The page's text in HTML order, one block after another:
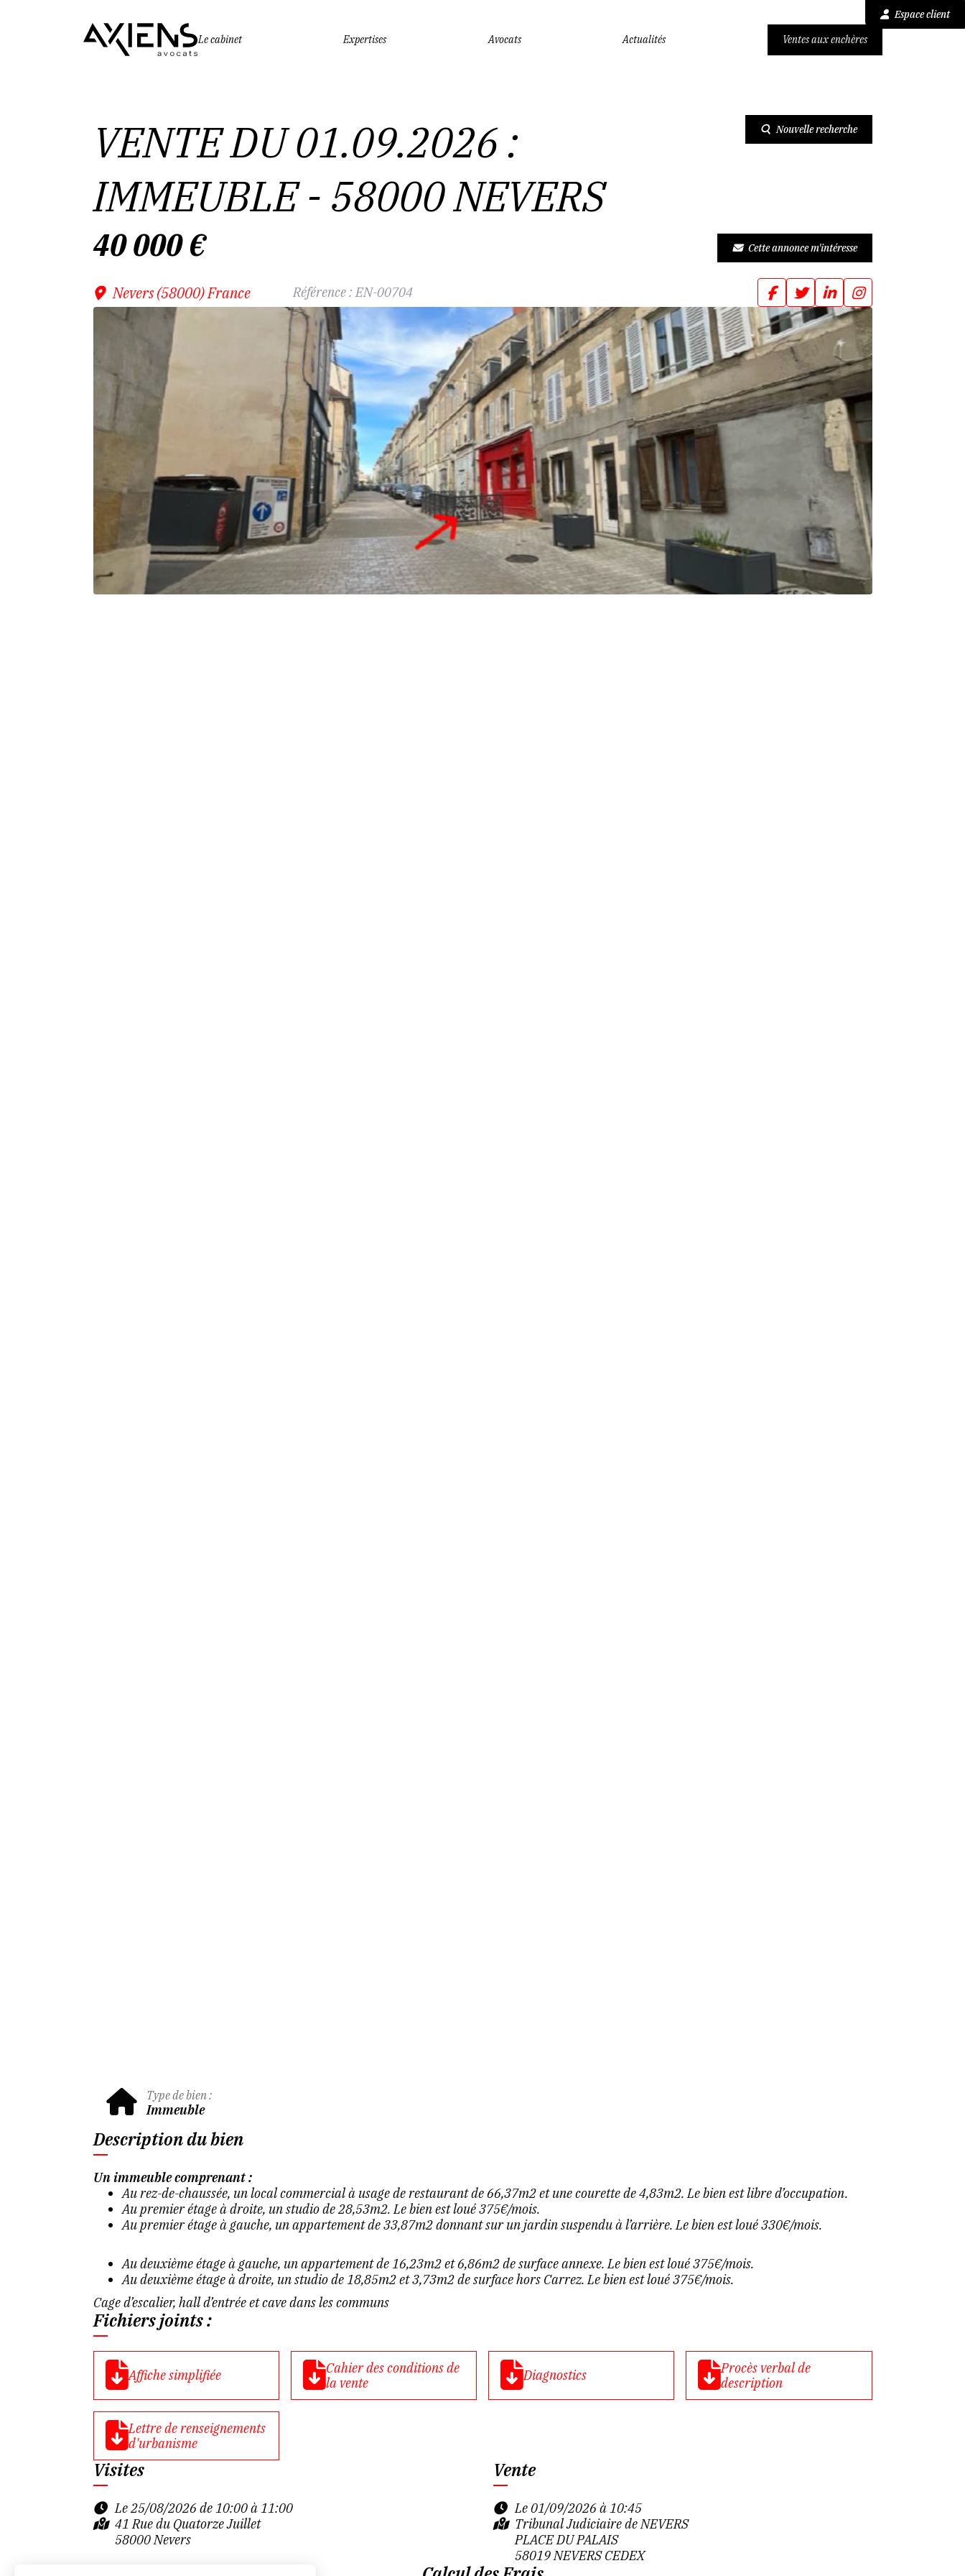
Espace client
Le cabinet
Expertises Avocats Actualités Ventes aux enchères
Nouvelle recherche
Cette annonce m'intéresse
VENTE DU 01.09.2026 :
IMMEUBLE - 58000 NEVERS
40 000 €
Type de bien :
Immeuble
Nevers (58000) France Référence : EN-00704
Description du bien
Un immeuble comprenant :
Au rez-de-chaussée, un local commercial à usage de restaurant de 66,37m2 et une courette de 4,83m2. Le bien est libre d’occupation.
Au premier étage à droite, un studio de 28,53m2. Le bien est loué 375€/mois.
Au premier étage à gauche, un appartement de 33,87m2 donnant sur un jardin suspendu à l’arrière. Le bien est loué 330€/mois.
Au deuxième étage à gauche, un appartement de 16,23m2 et 6,86m2 de surface annexe. Le bien est loué 375€/mois.
Au deuxième étage à droite, un studio de 18,85m2 et 3,73m2 de surface hors Carrez. Le bien est loué 375€/mois.
Cage d’escalier, hall d’entrée et cave dans les communs
Fichiers joints :
Affiche simplifiée
Cahier des conditions de
la vente
Diagnostics
Procès verbal de
description
Lettre de renseignements
d'urbanisme
Visites
Le 25/08/2026 de 10:00 à 11:00
41 Rue du Quatorze Juillet
58000 Nevers
Vente
Le 01/09/2026 à 10:45
Tribunal Judiciaire de NEVERS
PLACE DU PALAIS
58019 NEVERS CEDEX